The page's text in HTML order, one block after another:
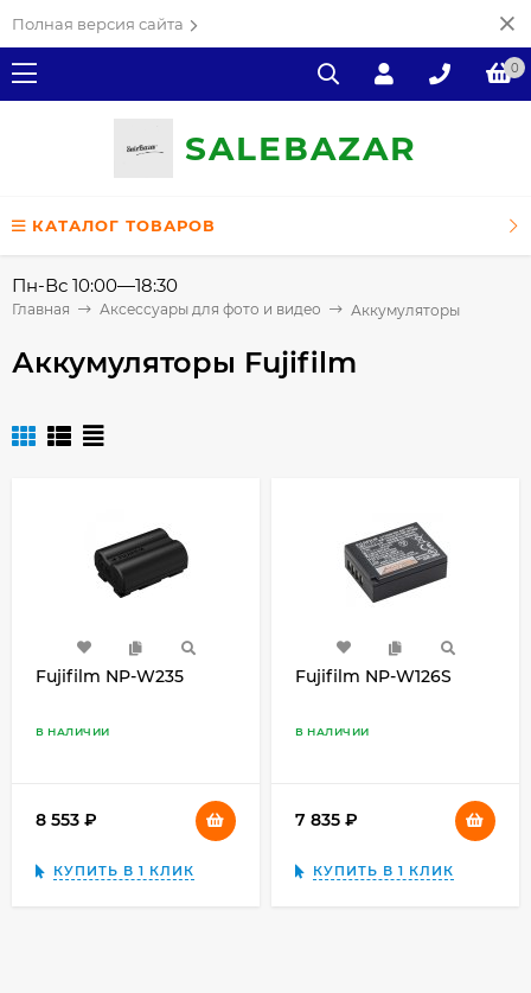
Полная версия сайта
0
SALEВAZAR
КАТАЛОГ ТОВАРОВ
Пн-Вс 10:00—18:30
Главная Аксессуары для фото и видео Аккумуляторы
Аккумуляторы Fujifilm
Fujifilm NP-W235
В НАЛИЧИИ
8 553
КУПИТЬ В 1 КЛИК
Fujifilm NP-W126S
В НАЛИЧИИ
7 835
КУПИТЬ В 1 КЛИК